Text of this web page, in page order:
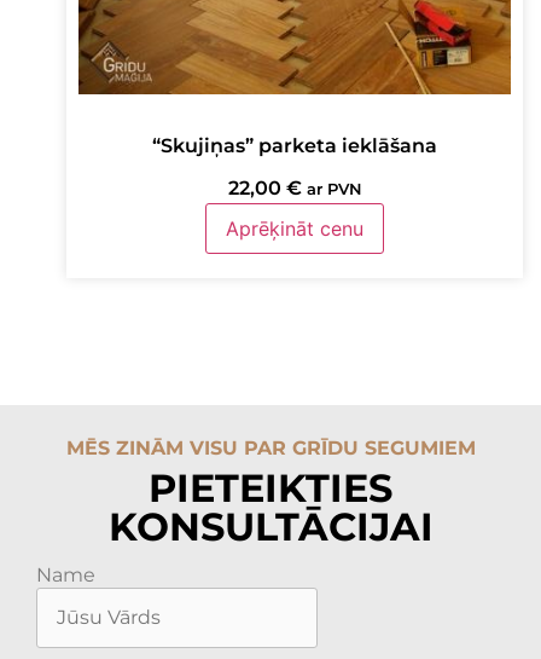
“Skujiņas” parketa ieklāšana
22,00 € ar PVN
Aprēķināt cenu
MĒS ZINĀM VISU PAR GRĪDU SEGUMIEM
PIETEIKTIES
KONSULTĀCIJAI
Name